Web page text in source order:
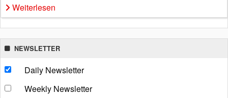
Weiterlesen
NEWSLETTER
Daily Newsletter
Weekly Newsletter